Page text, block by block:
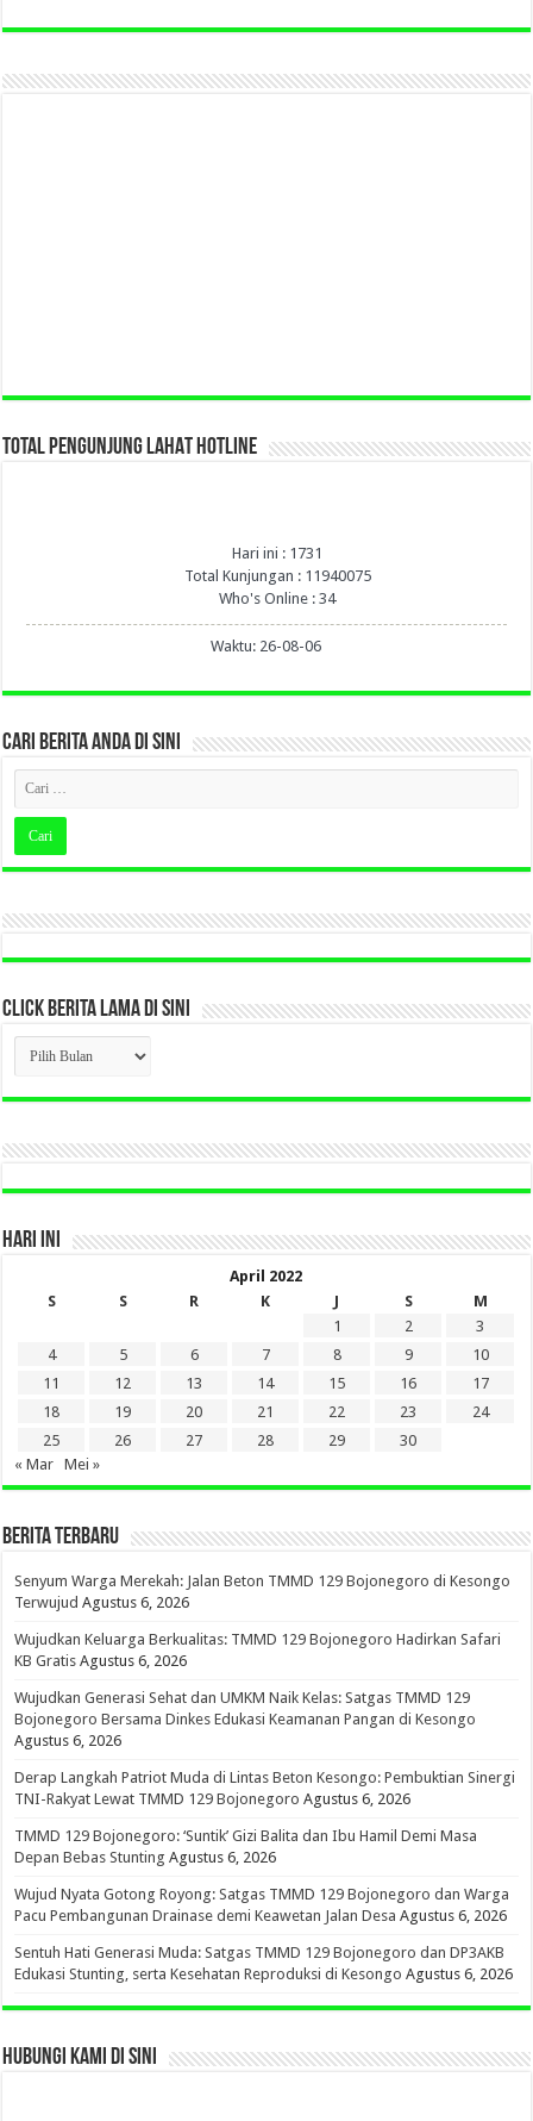
TOTAL PENGUNJUNG LAHAT HOTLINE
Hari ini : 1731
Total Kunjungan : 11940075
Who's Online : 34
Waktu: 26-08-06
CARI BERITA ANDA DI SINI
CLICK BERITA LAMA DI SINI
CLICK
BERITA
LAMA
DI
HARI INI
April 2022
S
S R K J S
M
1
2
3
4
5 6 7 8 9
10
11
12 13 14 15 16
17
18
19 20 21 22 23
24
25
26 27 28 29
30
« Mar
Mei »
BERITA TERBARU
Senyum Warga Merekah: Jalan Beton TMMD 129 Bojonegoro di Kesongo
Terwujud Agustus 6, 2026
Wujudkan Keluarga Berkualitas: TMMD 129 Bojonegoro Hadirkan Safari
KB Gratis Agustus 6, 2026
Wujudkan Generasi Sehat dan UMKM Naik Kelas: Satgas TMMD 129
Bojonegoro Bersama Dinkes Edukasi Keamanan Pangan di Kesongo
Agustus 6, 2026
Derap Langkah Patriot Muda di Lintas Beton Kesongo: Pembuktian Sinergi
TNI-Rakyat Lewat TMMD 129 Bojonegoro Agustus 6, 2026
TMMD 129 Bojonegoro: ‘Suntik’ Gizi Balita dan Ibu Hamil Demi Masa
Depan Bebas Stunting Agustus 6, 2026
Wujud Nyata Gotong Royong: Satgas TMMD 129 Bojonegoro dan Warga
Pacu Pembangunan Drainase demi Keawetan Jalan Desa Agustus 6, 2026
Sentuh Hati Generasi Muda: Satgas TMMD 129 Bojonegoro dan DP3AKB
Edukasi Stunting, serta Kesehatan Reproduksi di Kesongo Agustus 6, 2026
HUBUNGI KAMI DI SINI